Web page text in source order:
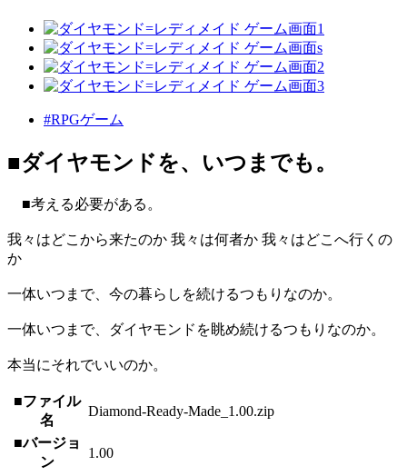
#RPGゲーム
■ダイヤモンドを、いつまでも。
■考える必要がある。
我々はどこから来たのか 我々は何者か 我々はどこへ行くの
か
一体いつまで、今の暮らしを続けるつもりなのか。
一体いつまで、ダイヤモンドを眺め続けるつもりなのか。
本当にそれでいいのか。
■ファイル
名
Diamond-Ready-Made_1.00.zip
■バージョ
ン
1.00